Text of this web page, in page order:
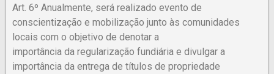
Art. 6º Anualmente, será realizado evento de
conscientização e mobilização junto às comunidades
locais com o objetivo de denotar a
importância da regularização fundiária e divulgar a
importância da entrega de títulos de propriedade